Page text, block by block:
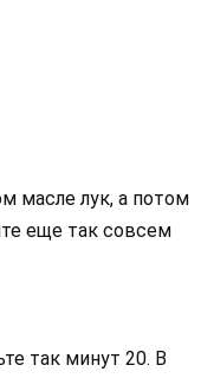
масле лук, а потом
еще так совсем
так минут 20. В